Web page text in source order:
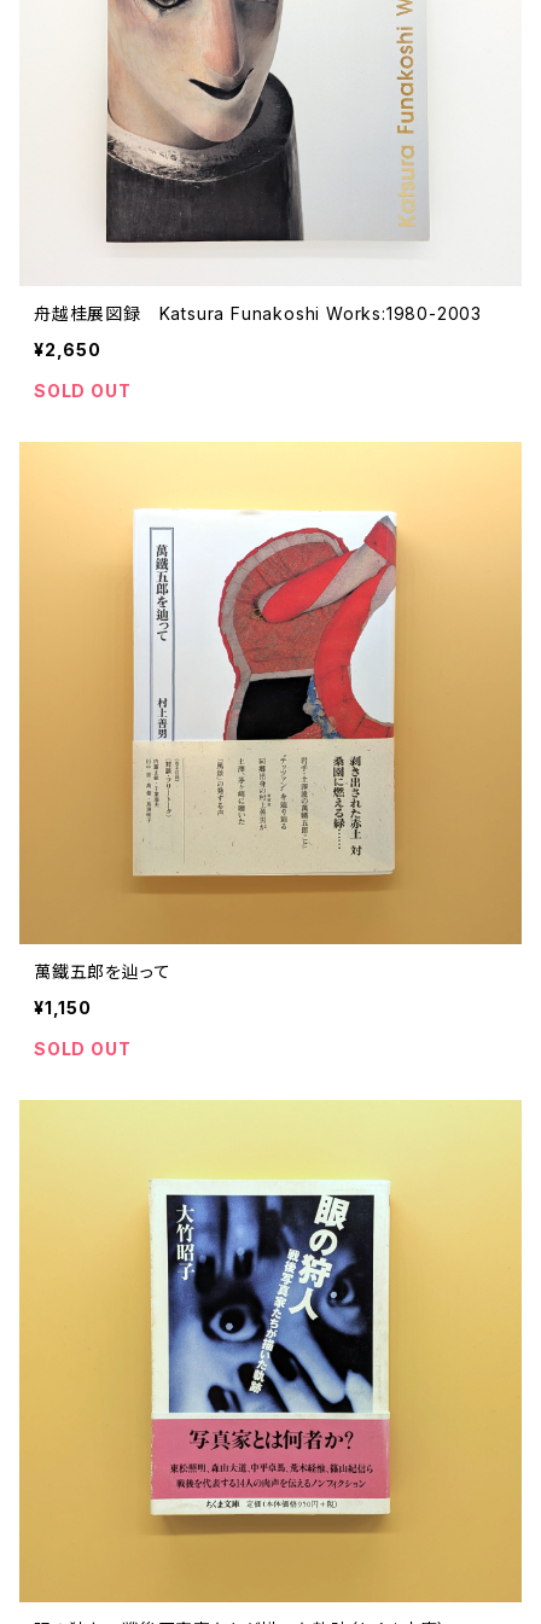
舟越桂展図録 Katsura Funakoshi Works:1980-2003
¥2,650
SOLD OUT
萬鐵五郎を辿って
¥1,150
SOLD OUT